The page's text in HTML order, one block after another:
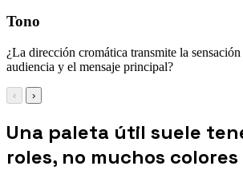
Tono
¿La dirección cromática transmite la sensación
audiencia y el mensaje principal?
‹ ›
Una paleta útil suele
roles, no muchos colores